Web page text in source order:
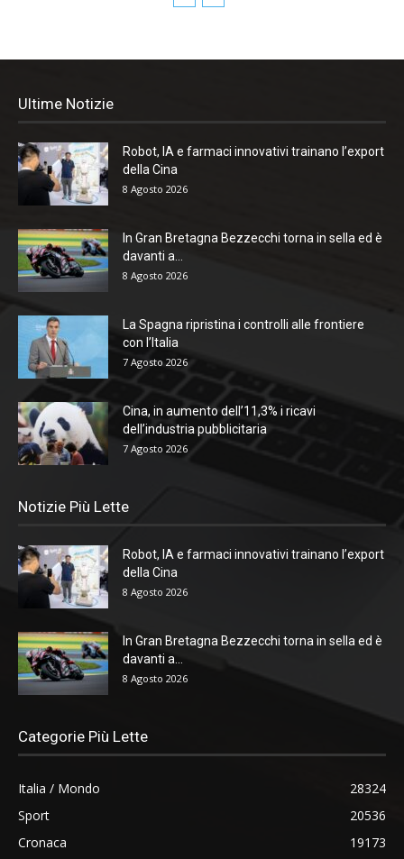
Ultime Notizie
Robot, IA e farmaci innovativi trainano l’export
della Cina
8 Agosto 2026
In Gran Bretagna Bezzecchi torna in sella ed è
davanti a...
8 Agosto 2026
La Spagna ripristina i controlli alle frontiere
con l’Italia
7 Agosto 2026
Cina, in aumento dell’11,3% i ricavi
dell’industria pubblicitaria
7 Agosto 2026
Notizie Più Lette
Robot, IA e farmaci innovativi trainano l’export
della Cina
8 Agosto 2026
In Gran Bretagna Bezzecchi torna in sella ed è
davanti a...
8 Agosto 2026
Categorie Più Lette
Italia / Mondo
28324
Sport
20536
Cronaca
19173